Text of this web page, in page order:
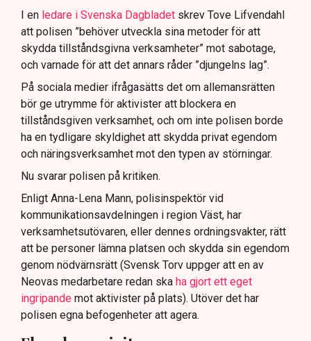
I en ledare i Svenska Dagbladet skrev Tove Lifvendahl
att polisen ”behöver utveckla sina metoder för att
skydda tillståndsgivna verksamheter” mot sabotage,
och varnade för att det annars råder ”djungelns lag”.
På sociala medier ifrågasätts det om allemansrätten
bör ge utrymme för aktivister att blockera en
tillståndsgiven verksamhet, och om inte polisen borde
ha en tydligare skyldighet att skydda privat egendom
och näringsverksamhet mot den typen av störningar.
Nu svarar polisen på kritiken.
Enligt Anna-Lena Mann, polisinspektör vid
kommunikationsavdelningen i region Väst, har
verksamhetsutövaren, eller dennes ordningsvakter, rätt
att be personer lämna platsen och skydda sin egendom
genom nödvärnsrätt (Svensk Torv uppger att en av
Neovas medarbetare redan ska ha gjort ett eget
ingripande mot aktivister på plats). Utöver det har
polisen egna befogenheter att agera.